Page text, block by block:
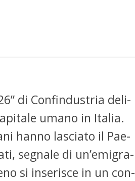
di Con­fin­du­stria de­li­
uma­no in Ita­lia.
han­no la­scia­to il Pae­
se­gna­le di un’e­mi­gra­
si in­se­ri­sce in un con­